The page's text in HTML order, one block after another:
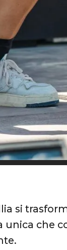
si
unica che